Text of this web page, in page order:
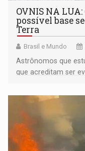
OVNIS NA
possível base
Terra
Brasil e Mundo
Astrônomos que
que acreditam ser
órbita